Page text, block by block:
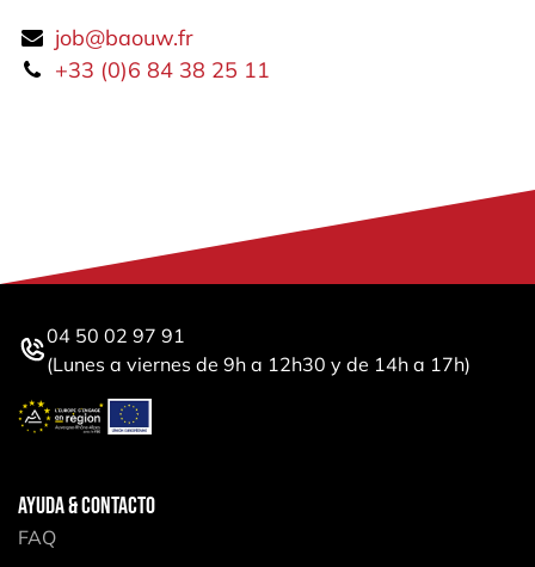
job@baouw.fr
+33 (0)6 84 38 25 11
04 50 02 97 91
(Lunes a viernes de 9h a 12h30 y de 14h a 17h)
AYUDA & CONTACTO
FAQ